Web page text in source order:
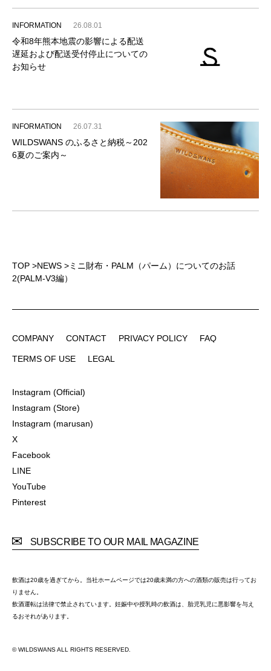
INFORMATION 26.08.01
令和8年熊本地震の影響による配送
遅延および配送受付停止についての
お知らせ
INFORMATION 26.07.31
WILDSWANS のふるさと納税～202
6夏のご案内～
TOP >NEWS >ミニ財布・PALM（パーム）についてのお話
2(PALM-V3編）
COMPANY
CONTACT
PRIVACY POLICY
FAQ
TERMS OF USE
LEGAL
Instagram (Official)
Instagram (Store)
Instagram (marusan)
X
Facebook
LINE
YouTube
Pinterest
SUBSCRIBE TO OUR MAIL MAGAZINE
飲酒は20歳を過ぎてから。当社ホームページでは20歳未満の方への酒類の販売は行ってお
りません。
飲酒運転は法律で禁止されています。妊娠中や授乳時の飲酒は、胎児乳児に悪影響を与え
るおそれがあります。
© WILDSWANS ALL RIGHTS RESERVED.